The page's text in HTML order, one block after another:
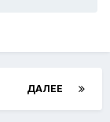
ДАЛЕЕ